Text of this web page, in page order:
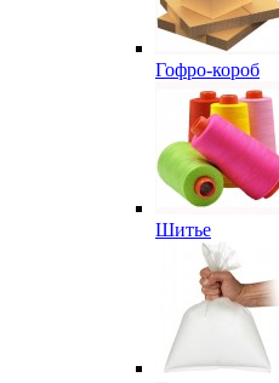
Гофро-короб
Шитье